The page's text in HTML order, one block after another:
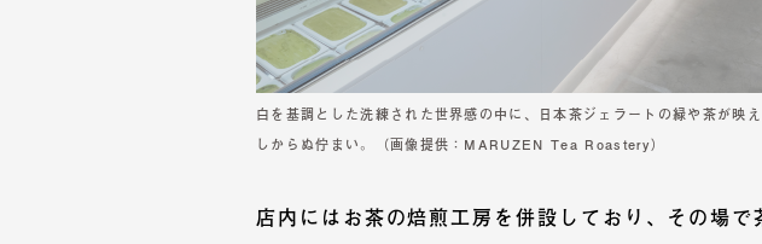
白を基調とした洗練された世界感の中に、日本茶ジェラートの緑や茶が映
しからぬ佇まい。（画像提供：MARUZEN Tea Roastery）
店内にはお茶の焙煎工房を併設しており、その場で